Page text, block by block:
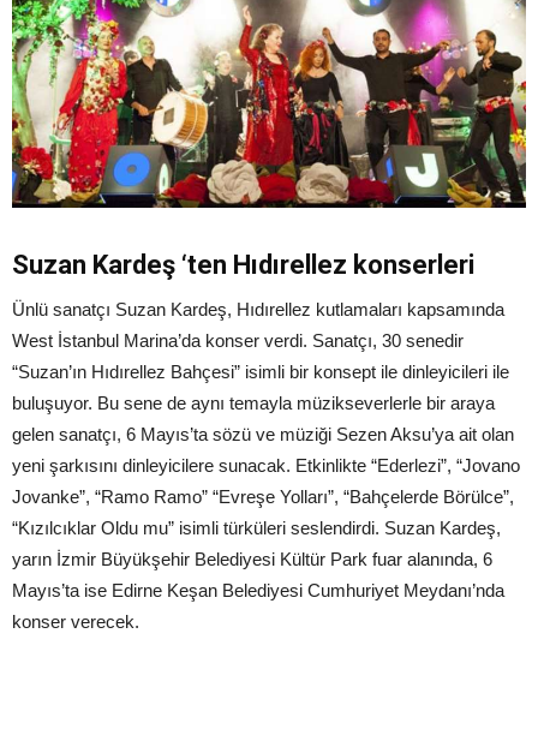
Suzan Kardeş ‘ten Hıdırellez konserleri
Ünlü sanatçı Suzan Kardeş, Hıdırellez kutlamaları kapsamında
West İstanbul Marina’da konser verdi. Sanatçı, 30 senedir
“Suzan’ın Hıdırellez Bahçesi” isimli bir konsept ile dinleyicileri ile
buluşuyor. Bu sene de aynı temayla müzikseverlerle bir araya
gelen sanatçı, 6 Mayıs’ta sözü ve müziği Sezen Aksu’ya ait olan
yeni şarkısını dinleyicilere sunacak. Etkinlikte “Ederlezi”, “Jovano
Jovanke”, “Ramo Ramo” “Evreşe Yolları”, “Bahçelerde Börülce”,
“Kızılcıklar Oldu mu” isimli türküleri seslendirdi. Suzan Kardeş,
yarın İzmir Büyükşehir Belediyesi Kültür Park fuar alanında, 6
Mayıs’ta ise Edirne Keşan Belediyesi Cumhuriyet Meydanı’nda
konser verecek.